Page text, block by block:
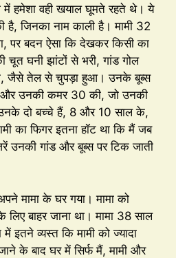
में हमेशा वही खयाल घूमते रहते थे। ये
है, जिनका नाम काली है। मामी 32
पर बदन ऐसा कि देखकर किसी का
चूत घनी झांटों से भरी, गांड गोल
जैसे तेल से चुपड़ा हुआ। उनके बूब्स
उनकी कमर 30 की, जो उनकी
दो बच्चे हैं, 8 और 10 साल के,
का फिगर इतना हॉट था कि मैं जब
उनकी गांड और बूब्स पर टिक जाती
मामा के घर गया। मामा को
बाहर जाना था। मामा 38 साल
व्यस्त कि मामी को ज्यादा
के बाद घर में सिर्फ मैं, मामी और